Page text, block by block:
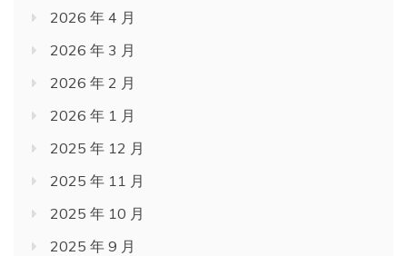
2026 年 4 月
2026 年 3 月
2026 年 2 月
2026 年 1 月
2025 年 12 月
2025 年 11 月
2025 年 10 月
2025 年 9 月